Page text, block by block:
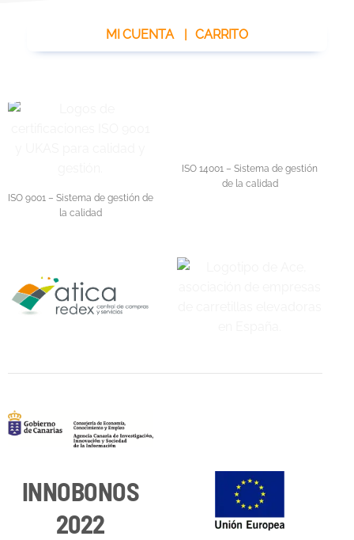
MI CUENTA CARRITO
ISO 9001 – Sistema de gestión de
la calidad
ISO 14001 – Sistema de gestión
de la calidad
INNOBONOS
2022